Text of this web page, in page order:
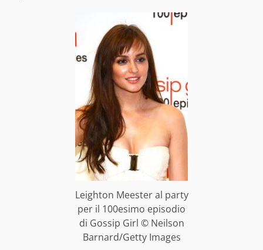
Leighton Meester al party
per il 100esimo episodio
di Gossip Girl © Neilson
Barnard/Getty Images